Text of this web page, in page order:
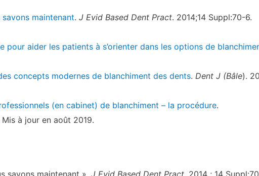
maintenant. J Evid Based Dent Pract. 2014;14 Suppl:70-6.
pour aider les patients à s’orienter dans les options de
concepts modernes de blanchiment des dents. Dent J (Bâle).
(en cabinet) de blanchiment – la procédure.
Mis à jour en août 2019.